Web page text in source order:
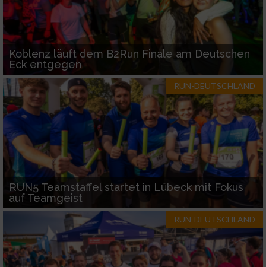
Koblenz läuft dem B2Run Finale am Deutschen
Eck entgegen
RUN-DEUTSCHLAND
RUN5 Teamstaffel startet in Lübeck mit Fokus
auf Teamgeist
RUN-DEUTSCHLAND